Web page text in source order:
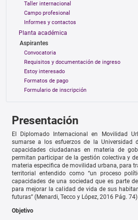
Taller internacional
Campo profesional
Informes y contactos
Planta académica
Aspirantes
Convocatoria
Requisitos y documentación de ingreso
Estoy interesado
Formatos de pago
Formulario de inscripción
Presentación
El Diplomado Internacional en Movilidad
sumarse a los esfuerzos de la Universidad
capacidades ciudadanas en materia de
permitan participar de la gestión colectiva y
materia especifica de movilidad urbana, para
territorial entendido como “un proceso
capacidades de una sociedad que es parte
para mejorar la calidad de vida de sus
futuras” (Menardi, Tecco y López, 2016 Pág. 74)
Objetivo